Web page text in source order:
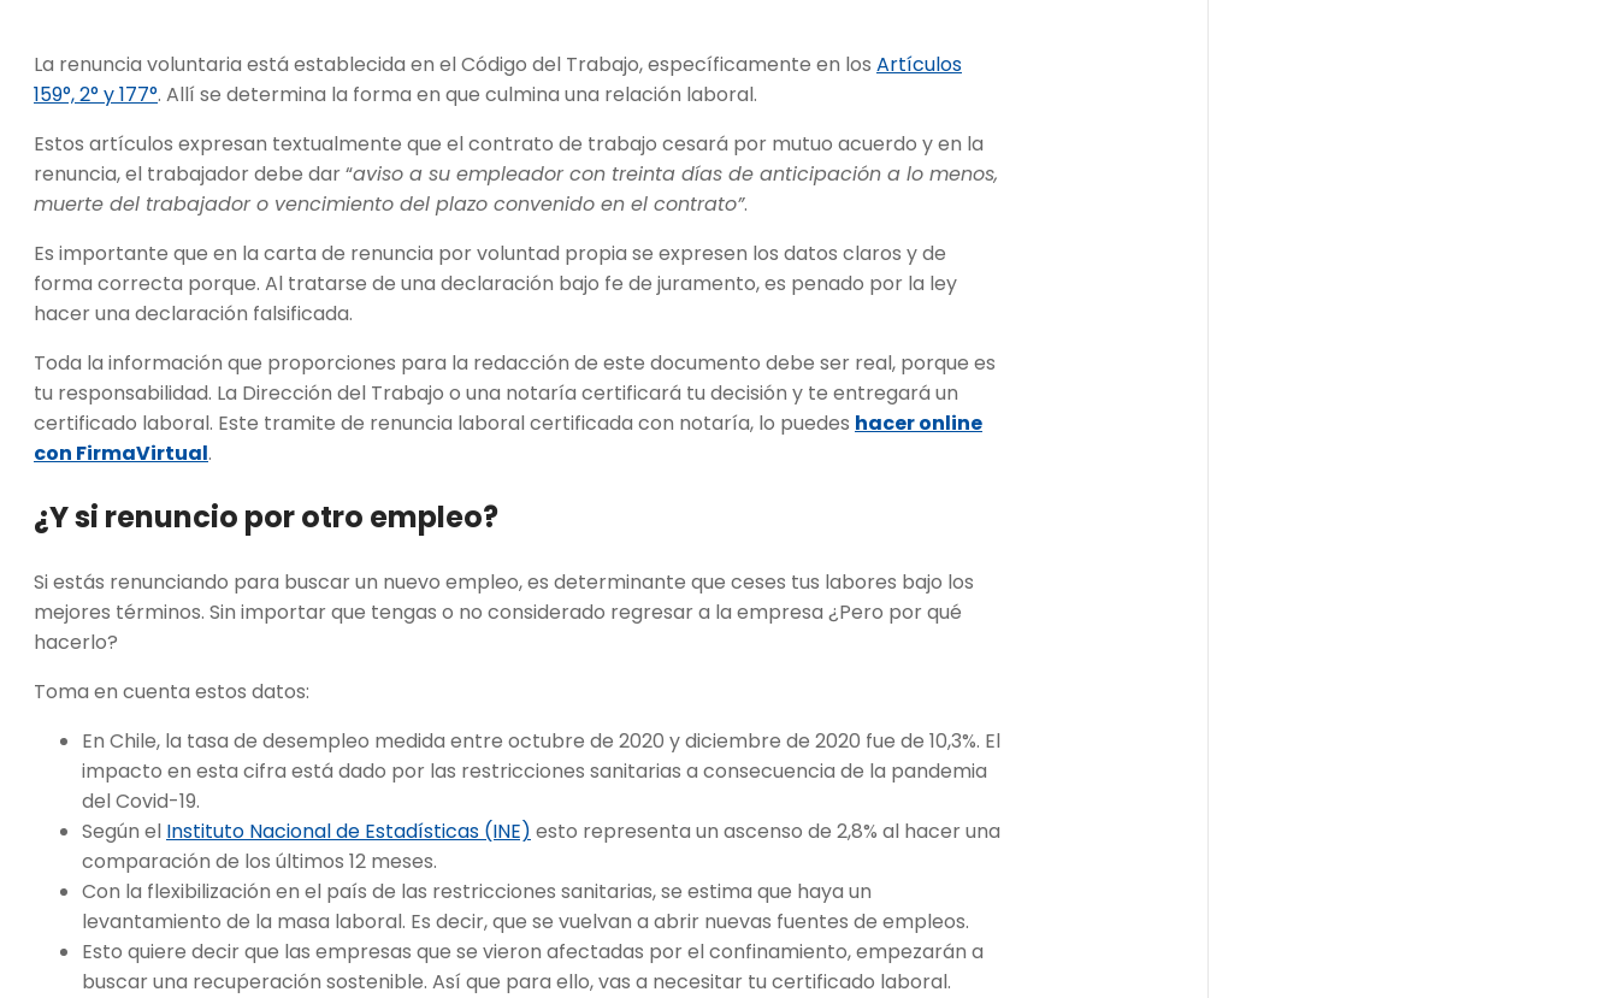
La renuncia voluntaria está establecida en el Código del Trabajo, específicamente en los Artículos
159°, 2° y 177°. Allí se determina la forma en que culmina una relación laboral.
Estos artículos expresan textualmente que el contrato de trabajo cesará por mutuo acuerdo y en la
renuncia, el trabajador debe dar “aviso a su empleador con treinta días de anticipación a lo menos,
muerte del trabajador o vencimiento del plazo convenido en el contrato”.
Es importante que en la carta de renuncia por voluntad propia se expresen los datos claros y de
forma correcta porque. Al tratarse de una declaración bajo fe de juramento, es penado por la ley
hacer una declaración falsificada.
Toda la información que proporciones para la redacción de este documento debe ser real, porque es
tu responsabilidad. La Dirección del Trabajo o una notaría certificará tu decisión y te entregará un
certificado laboral. Este tramite de renuncia laboral certificada con notaría, lo puedes hacer online
con FirmaVirtual.
¿Y si renuncio por otro empleo?
Si estás renunciando para buscar un nuevo empleo, es determinante que ceses tus labores bajo los
mejores términos. Sin importar que tengas o no considerado regresar a la empresa ¿Pero por qué
hacerlo?
Toma en cuenta estos datos:
En Chile, la tasa de desempleo medida entre octubre de 2020 y diciembre de 2020 fue de 10,3%. El
impacto en esta cifra está dado por las restricciones sanitarias a consecuencia de la pandemia
del Covid-19.
Según el Instituto Nacional de Estadísticas (INE) esto representa un ascenso de 2,8% al hacer una
comparación de los últimos 12 meses.
Con la flexibilización en el país de las restricciones sanitarias, se estima que haya un
levantamiento de la masa laboral. Es decir, que se vuelvan a abrir nuevas fuentes de empleos.
Esto quiere decir que las empresas que se vieron afectadas por el confinamiento, empezarán a
buscar una recuperación sostenible. Así que para ello, vas a necesitar tu certificado laboral.